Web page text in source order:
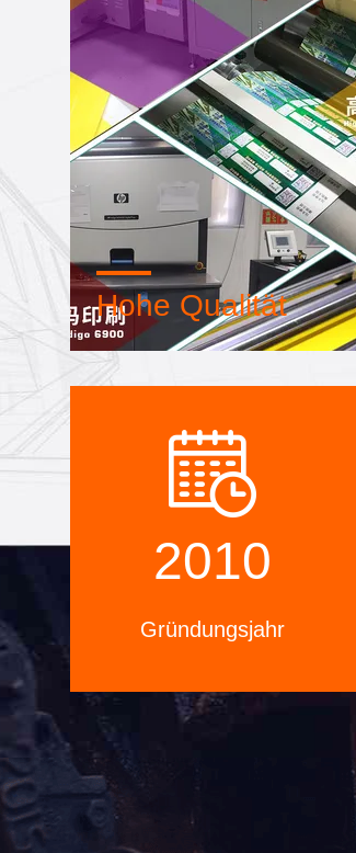
Hohe Qualität
Vertrauenssiegel, Bonitätsprüfung,
RoSH und Beurteilung der
verfügt über ein strenges
Qualitätskontrollsystem und ein
professionelles Testlabor.
2010
Gründungsjahr